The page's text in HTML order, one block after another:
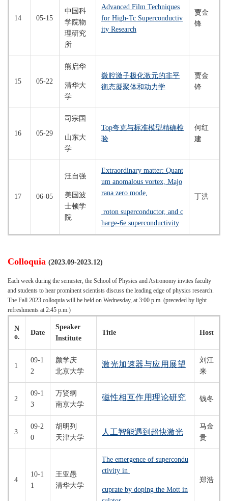
14 05-15
中国科
学院物
理研究
所
Advanced Film Techniques
for High-Tc Superconductiv
ity Research
贾金
锋
15 05-22
熊启华
清华大
学
微腔激子极化激元的非平
衡态凝聚体和动力学
贾金
锋
16 05-29
司宗国
山东大
学
Top夸克与标准模型精确检
验
何红
建
17 06-05
汪自强
美国波
士顿学
院
Extraordinary matter: Quant
um anomalous vortex, Majo
rana zero mode,
roton superconductor, and c
harge-6e superconductivity
丁洪
Colloquia (2023.09-2023.12)
Each week during the semester, the School of Physics and Astronomy invites faculty
and students to hear prominent scientists discuss the leading edge of physics research.
The Fall 2023 colloquia will be held on Wednesday, at 3:00 p.m. (preceded by light
refreshments at 2:45 p.m.)
N
o.
Date
Speaker
Institute
Title Host
1
09-1
2
颜学庆
北京大学
激光加速器与应用展望
刘江
来
2
09-1
3
万贤纲
南京大学
磁性相互作用理论研究 钱冬
3
09-2
0
胡明列
天津大学
人工智能遇到超快激光
马金
贵
4
10-1
1
王亚愚
清华大学
The emergence of supercondu
ctivity in
cuprate by doping the Mott in
郑浩